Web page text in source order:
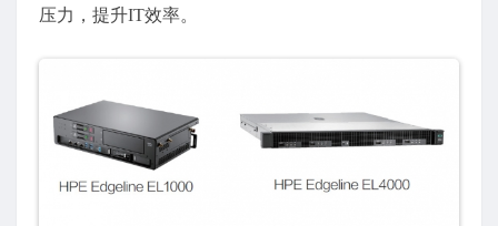
压力，提升IT效率。